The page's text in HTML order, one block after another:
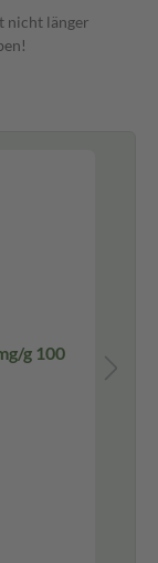
nicht länger
g 100